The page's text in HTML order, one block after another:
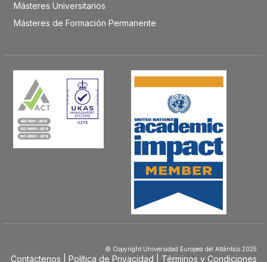
Másteres Universitarios
Másteres de Formación Permanente
© Copyright Universidad Europea del Atlántico 2025
Contáctenos Política de Privacidad Términos y Condiciones